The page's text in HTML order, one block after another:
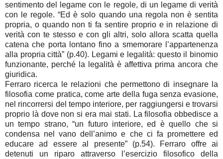
sentimento del legame con le regole, di un legame di verità
con le regole. “Ed è solo quando una regola non è sentita
propria, o quando non ti fa sentire proprio e in relazione di
verità con te stesso e con gli altri, solo allora scatta quella
catena che porta lontano fino a smemorare l’appartenenza
alla propria città” (p.40). Legami e legalità: questo il binomio
funzionante, perché la legalità è affettiva prima ancora che
giuridica.
Ferraro ricerca le relazioni che permettono di insegnare la
filosofia come pratica, come arte della fuga senza evasione,
nel rincorrersi del tempo interiore, per raggiungersi e trovarsi
proprio là dove non si era mai stati. La filosofia obbedisce a
un tempo strano, “un futuro interiore, ed è quello che si
condensa nel vano dell’animo e che ci fa promettere ed
educare ad essere al presente” (p.54). Ferraro offre ai
detenuti un riparo attraverso l’esercizio filosofico della